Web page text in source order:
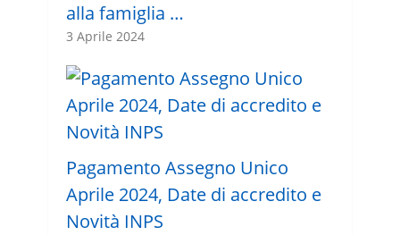
alla famiglia …
3 Aprile 2024
Pagamento Assegno Unico
Aprile 2024, Date di accredito e
Novità INPS